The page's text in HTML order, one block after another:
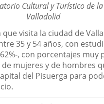
Cultural y Turístico de
Valladolid
visita la ciudad de
35 y 54 años, con
, con porcentajes muy
mujeres y de hombres
del Pisuerga para